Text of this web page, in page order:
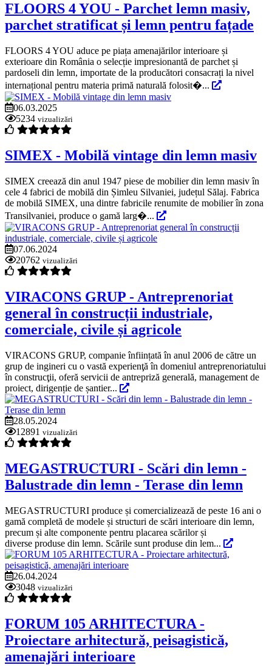
FLOORS 4 YOU - Parchet lemn masiv,
parchet stratificat și lemn pentru fațade
FLOORS 4 YOU aduce pe piața amenajărilor interioare și
exterioare din România o selecție impresionantă de parchet și
pardoseli din lemn, importate de la producători consacrați la nivel
internațional pentru materia primă naturală folosit�...
06.03.2025
5234 vizualizări
SIMEX - Mobilă vintage din lemn masiv
SIMEX creează din anul 1947 piese de mobilier din lemn masiv în
cele 4 fabrici de mobilă din Șimleu Silvaniei, județul Sălaj. Fabrica
de mobilă SIMEX, una dintre fabricile renumite de mobilier în zona
Transilvaniei, produce o gamă larg�...
07.06.2024
20762 vizualizări
VIRACONS GRUP - Antreprenoriat
general în construcții industriale,
comerciale, civile și agricole
VIRACONS GRUP, companie înființată în anul 2006 de către un
grup de ingineri cu o vastă experienţă în domeniul antreprenoriatului
în construcţii, oferă servicii de antrepriză generală, management de
proiect, dirigenție de șantier...
28.05.2024
12891 vizualizări
MEGASTRUCTURI - Scări din lemn -
Balustrade din lemn - Terase din lemn
MEGASTRUCTURI produce și comercializează de peste 16 ani o
gamă completă de modele și structuri de scări interioare din lemn,
precum și alte componente pentru placarea scărilor și
diverse produse din lemn. Scările sunt produse din lem...
26.04.2024
3048 vizualizări
FORUM 105 ARHITECTURA -
Proiectare arhitectură, peisagistică,
amenajări interioare